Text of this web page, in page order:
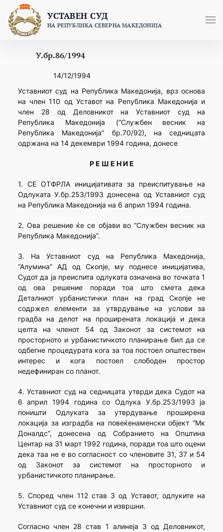
content
УСТАВЕН СУД
НА РЕПУБЛИКА СЕВЕРНА МАКЕДОНИЈА
У.бр.86/1994
14/12/1994
Уставниот суд на Република Македонија, врз основа
на член 110 од Уставот на Република Македонија и
член 28 од Деловникот на Уставниот суд на
Република Македонија (“Службен весник на
Република Македонија” бр.70/92), на седницата
одржана на 14 декември 1994 година, донесе
Р Е Ш Е Н И Е
1. СЕ ОТФРЛА иницијативата за преиспитување на
Одлуката У.бр.253/1993 донесена од Уставниот суд
на Република Македонија на 6 април 1994 година.
2. Ова решение ќе се објави во “Службен весник на
Република Македонија”.
3. На Уставниот суд на Република Македонија,
“Алумина” АД од Скопје, му поднесе иницијатива,
Судот да ја преиспита одлуката означена во точката 1
од ова решение поради тоа што смета дека
Деталниот урбанистички план на град Скопје не
содржел елементи за утврдување на услови за
градба на делот на проширената локација и дека
целта на членот 54 од Законот за системот на
просторното и урбанистичкото планирање бил да се
одбегне процедурата кога за тоа постоел општествен
интерес и кога постоел слободен простор
недефиниран со планот.
4. Уставниот суд на седницата утврди дека Судот на
6 април 1994 година со Одлука У.бр.253/1993 ја
поништи Одлуката за утврдување проширена
локација за изградба на повеќенаменски објект “Мк
Доналдс”, донесена од Собранието на Општина
Центар на 31 март 1992 година, поради тоа што оцени
дека таа не е во согласност со членовите 31, 37 и 54
од Законот за системот на просторното и
урбанистичкото планирање.
5. Според член 112 став 3 од Уставот, одлуките на
Уставниот суд се конечни и извршни.
Согласно член 28 став 1 алинеја 3 од Деловникот,